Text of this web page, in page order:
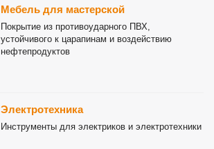
Мебель для мастерской
Покрытие из противоударного ПВХ,
устойчивого к царапинам и воздействию
нефтепродуктов
Электротехника
Инструменты для электриков и электротехники